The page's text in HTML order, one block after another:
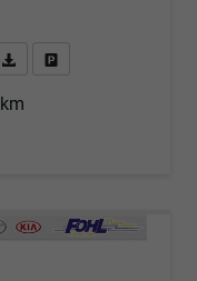
anfordern
Fahrzeugexpose (PDF)